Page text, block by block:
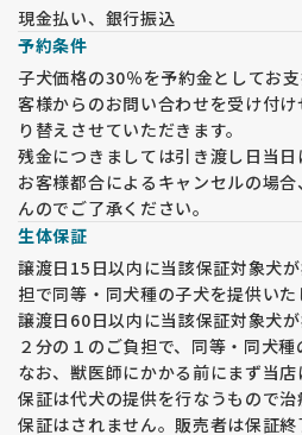
現金払い、銀行振込
予約条件
子犬価格の30％を予約金としてお
客様からのお問い合わせを受け付
り替えさせていただきます。
残金につきましては引き渡し日当日
お客様都合によるキャンセルの場
んのでご了承ください。
生体保証
譲渡日15日以内に当該保証対象犬
担で同等・同犬種の子犬を提供いた
譲渡日60日以内に当該保証対象犬
２分の１のご負担で、同等・同犬種
なお、獣医師にかかる前にまず当店
保証は代犬の提供を行なうもので
保証はされません。販売者は保証